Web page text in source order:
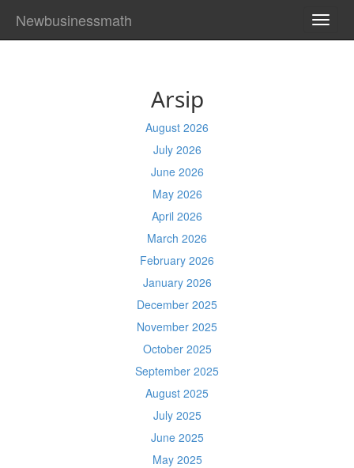
Newbusinessmath
Arsip
August 2026
July 2026
June 2026
May 2026
April 2026
March 2026
February 2026
January 2026
December 2025
November 2025
October 2025
September 2025
August 2025
July 2025
June 2025
May 2025